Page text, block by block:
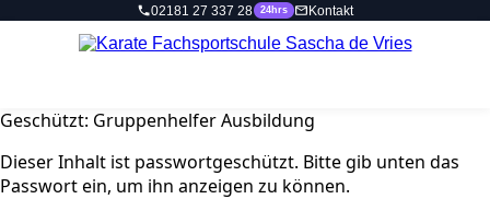
Zum
springen
Geschützt: Gruppenhelfer Ausbildung
Dieser Inhalt ist passwortgeschützt. Bitte gib unten das
Passwort ein, um ihn anzeigen zu können.